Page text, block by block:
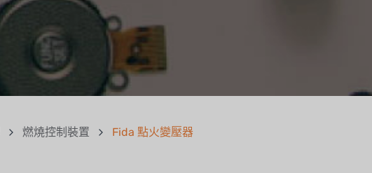
燃燒控制裝置 Fida 點火變壓器